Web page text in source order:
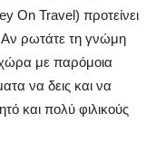
On Travel) προτείνει
Αν ρωτάτε τη γνώμη
χώρα με παρόμοια
να δεις και να
και πολύ φιλικούς